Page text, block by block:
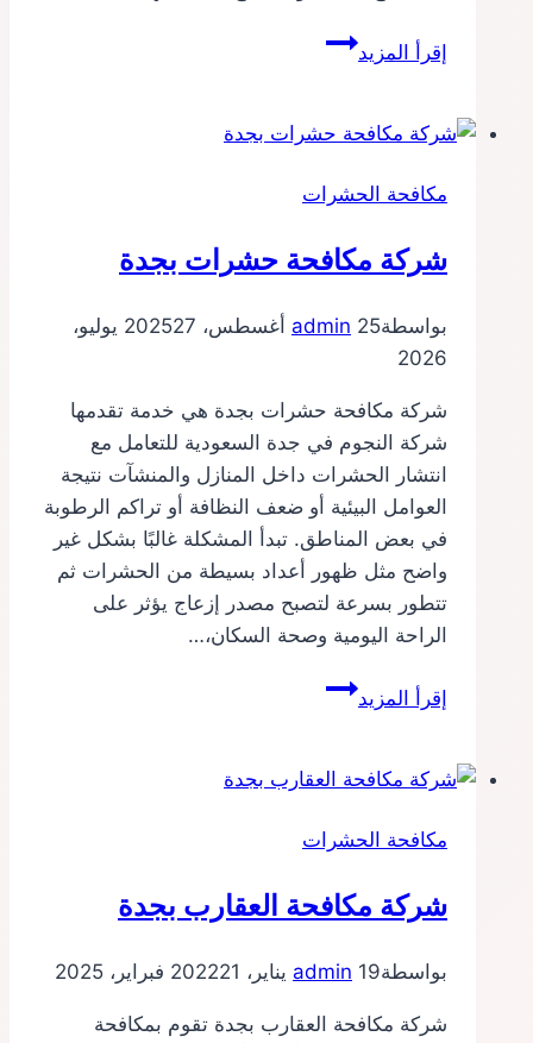
إقرأ المزيدشركة
بالطائف
مكافحة الحشرات
شركة مكافحة حشرات بجدة
بواسطة admin 25 أغسطس، 2025
27 يوليو،
2026
شركة مكافحة حشرات بجدة هي خدمة تقدمها
شركة النجوم في جدة السعودية للتعامل مع
انتشار الحشرات داخل المنازل والمنشآت نتيجة
العوامل البيئية أو ضعف النظافة أو تراكم الرطوبة
في بعض المناطق. تبدأ المشكلة غالبًا بشكل غير
واضح مثل ظهور أعداد بسيطة من الحشرات ثم
تتطور بسرعة لتصبح مصدر إزعاج يؤثر على
الراحة اليومية وصحة السكان،…
إقرأ المزيدشركة
بجدة
مكافحة الحشرات
شركة مكافحة العقارب بجدة
بواسطة admin 19 يناير، 2022 21 فبراير، 2025
شركة مكافحة العقارب بجدة تقوم بمكافحة